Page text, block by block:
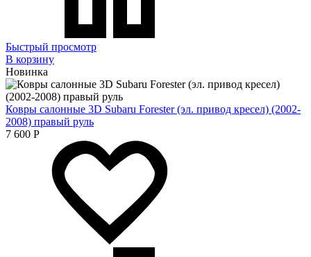
Быстрый просмотр
В корзину
Новинка
Ковры салонные 3D Subaru Forester (эл. привод кресел) (2002-
2008) правый руль
7 600 Р